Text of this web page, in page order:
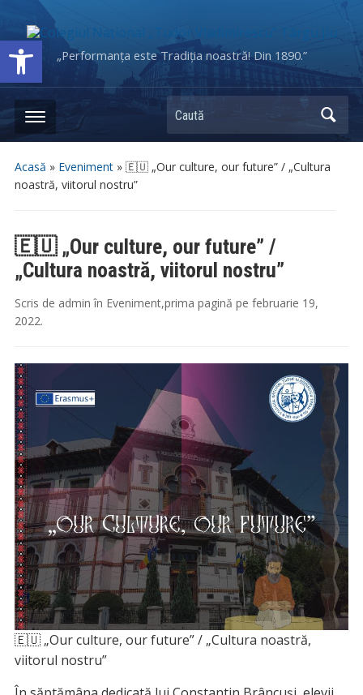
Deschide bara de unelte„Performanța este Tradiția noastră! Din 1890.”
Caută
Acasă » Eveniment» 🇪🇺 „Our culture, our future” / „Cultura
noastră, viitorul nostru”
🇪🇺 „Our culture, our future” /
„Cultura noastră, viitorul nostru”
Scris de admin în Eveniment,prima pagină pe februarie 19,
2022.
🇪🇺 „Our culture, our future” / „Cultura noastră,
viitorul nostru”